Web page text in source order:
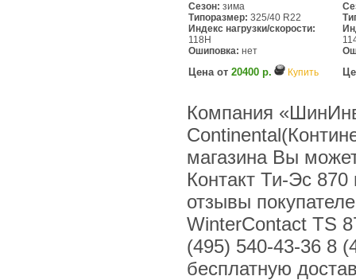
Сезон: зима
Типоразмер: 325/40 R22
Индекс нагрузки/скорости:
118H
Ошиповка: нет
Цена от 20400 р. Купить
Компания
магазина Вы
Контакт Ти-Эс
отзывы
WinterContact TS
(495) 540-43-36 8
бесплатную